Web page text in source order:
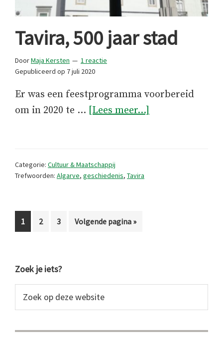
Tavira, 500 jaar stad
DoorMaja Kersten
1 reactie
Gepubliceerd op 7 juli 2020
Er was een feestprogramma voorbereid
om in 2020 te … [Lees meer...]
Categorie: Cultuur & Maatschappij
Trefwoorden: Algarve, geschiedenis, Tavira
Pagina
1 Pagina
2 Pagina
3
Ga
Volgende pagina »
Primaire
Sidebar
Zoek je iets?
op
website